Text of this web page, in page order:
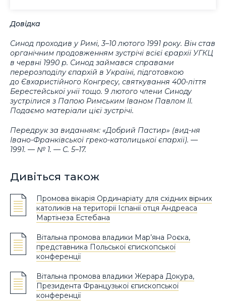
Довідка
Cинод проходив у Римі, 3–10 лютого 1991 року. Він став
органічним продовженням зустрічі всієї єрархії УГКЦ
в червні 1990 р. Синод займався справами
перерозподілу єпархій в Україні, підготовкою
до Євхаристійного Конгресу, святкування 400-ліття
Берестейської унії тощо. 9 лютого члени Синоду
зустрілися з Папою Римським Іваном Павлом ІІ.
Подаємо матеріали цієї зустрічі.
Передрук за виданням: «Добрий Пастир» (вид-ня
Івано-Франківської греко-католицької єпархії). —
1991. — № 1. — С. 5–17.
Дивіться також
Промова вікарія Ординаріату для східних вірних
католиків на території Іспанії отця Андреаса
Мартінеза Естебана
Вітальна промова владики Мар’яна Роєка,
представника Польської єпископської
конференції
Вітальна промова владики Жерара Докура,
Президента Французької єпископської
конференції